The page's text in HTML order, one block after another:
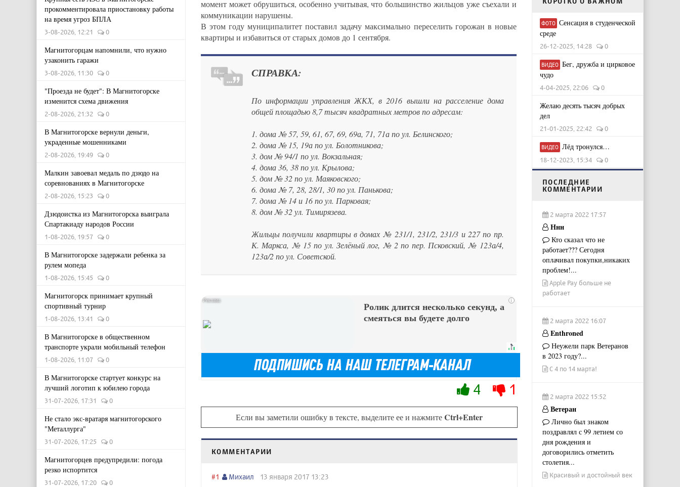
прокомментировала приостановку работы
на время угроз БПЛА
3-08-2026, 12:21 0
Магнитогорцам напомнили, что нужно
узаконить гаражи
3-08-2026, 11:30 0
"Проезда не будет": В Магнитогорске
изменится схема движения
2-08-2026, 21:32 0
В Магнитогорске вернули деньги,
украденные мошенниками
2-08-2026, 19:49 0
Малкин завоевал медаль по дзюдо на
соревнованиях в Магнитогорске
2-08-2026, 15:23 0
Дзюдоистка из Магнитогорска выиграла
Спартакиаду народов России
1-08-2026, 19:57 0
В Магнитогорске задержали ребенка за
рулем мопеда
1-08-2026, 15:45 0
Магнитогорск принимает крупный
спортивный турнир
1-08-2026, 13:41 0
В Магнитогорске в общественном
транспорте украли мобильный телефон
1-08-2026, 11:07 0
В Магнитогорске стартует конкурс на
лучший логотип к юбилею города
31-07-2026, 17:31 0
Не стало экс-вратаря магнитогорского
"Металлурга"
31-07-2026, 17:25 0
Магнитогорцев предупредили: погода
резко испортится
31-07-2026, 17:20 0
момент может обрушиться, особенно учитывая, что большинство жильцов уже съехали и
коммуникации нарушены.
В этом году муниципалитет поставил задачу максимально переселить горожан в новые
квартиры и избавиться от старых домов до 1 сентября.
СПРАВКА:
По информации управления ЖКХ, в 2016 вышли на расселение дома
общей площадью 8,7 тысяч квадратных метров по адресам:
1. дома № 57, 59, 61, 67, 69, 69а, 71, 71а по ул. Белинского;
2. дома № 15, 19а по ул. Болотникова;
3. дом № 94/1 по ул. Вокзальная;
4. дома 36, 38 по ул. Крылова;
5. дом № 32 по ул. Маяковского;
6. дома № 7, 28, 28/1, 30 по ул. Панькова;
7. дома № 14 и 16 по ул. Парковая;
8. дом № 32 ул. Тимирязева.
Жильцы получили квартиры в домах № 231/1, 231/2, 231/3 и 227 по пр.
К. Маркса, № 15 по ул. Зелёный лог, № 2 по пер. Псковский, № 123а/4,
123а/2 по ул. Советской.
i
Ролик длится несколько секунд, а
смеяться вы будете долго
4 1
Если вы заметили ошибку в тексте, выделите ее и нажмитеCtrl+Enter
КОММЕНТАРИИ
#1 Михаил 13 января 2017 13:23
ФОТО Сенсация в студенческой
среде
26-12-2025, 14:28 0
ВИДЕО Бег, дружба и цирковое
чудо
4-04-2025, 22:06 0
Желаю десять тысяч добрых
дел
21-01-2025, 22:42 0
ВИДЕО Лёд тронулся…
18-12-2023, 15:34 0
ПОСЛЕДНИЕ
КОММЕНТАРИИ
2 марта 2022 17:57
Ннн
Кто сказал что не
работает??? Сегодня
оплачивал покупки,никаких
проблем!...
Apple Pay больше не
работает
2 марта 2022 16:07
Enthroned
Неужели парк Ветеранов
в 2023 году?...
С 4 по 14 марта!
2 марта 2022 15:52
Ветеран
Лично был знаком
поздравлял с 99 летием со
дня рождения и
договорились отметить
столетия...
Красивый и достойный век